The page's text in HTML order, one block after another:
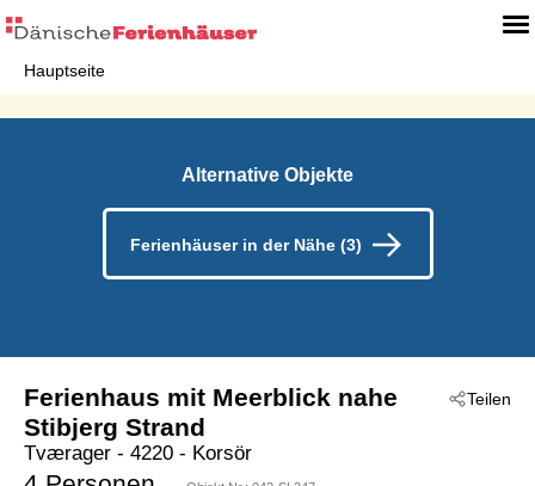
Hauptseite
Alternative Objekte
Ferienhäuser in der Nähe (3)
Teilen
Ferienhaus mit Meerblick nahe
Stibjerg Strand
Tværager - 4220 - Korsör